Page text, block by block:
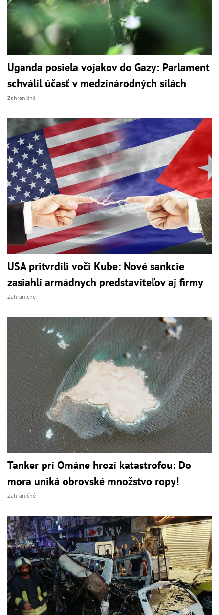
Uganda posiela vojakov do Gazy: Parlament
schválil účasť v medzinárodných silách
Zahraničné
USA pritvrdili voči Kube: Nové sankcie
zasiahli armádnych predstaviteľov aj firmy
Zahraničné
Tanker pri Ománe hrozí katastrofou: Do
mora uniká obrovské množstvo ropy!
Zahraničné